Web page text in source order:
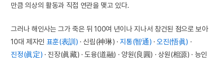
만큼 의상의 활동과 직접 연관을 맺고 있다.
그러나 해인사는 그가 죽은 뒤 100여 년이나 지나서 창건된 점으로 보아
10대 제자인 표훈(表訓) · 신림(神琳) ·지통(智通) · 오진(悟眞) ·
진정(眞定) · 진장(眞藏) · 도융(道融) · 양원(良圓) · 상원(相源) · 능인